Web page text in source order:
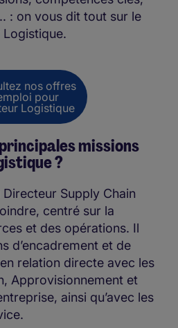
: on vous dit tout sur le
nos offres
pour
Logistique
missions
?
Supply Chain
centré sur la
et des opérations. Il
d’encadrement et de
relation directe avec les
Approvisionnement et
ainsi qu’avec les